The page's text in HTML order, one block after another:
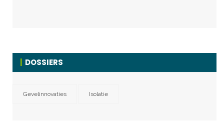
DOSSIERS
Gevelinnovaties Isolatie